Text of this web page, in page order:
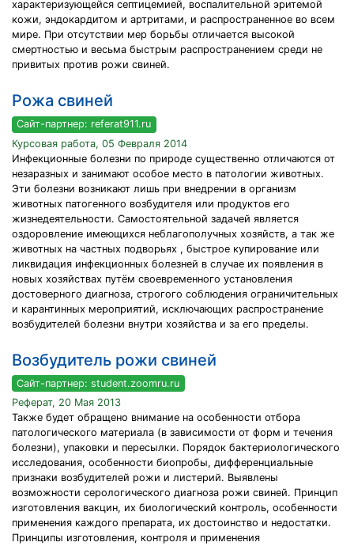
характеризующейся септицемией, воспалительной эритемой
кожи, эндокардитом и артритами, и распространенное во всем
мире. При отсутствии мер борьбы отличается высокой
смертностью и весьма быстрым распространением среди не
привитых против рожи свиней.
Рожа свиней
Сайт-партнер: referat911.ru
Курсовая работа, 05 Февраля 2014
Инфекционные болезни по природе существенно отличаются от
незаразных и занимают особое место в патологии животных.
Эти болезни возникают лишь при внедрении в организм
животных патогенного возбудителя или продуктов его
жизнедеятельности. Самостоятельной задачей является
оздоровление имеющихся неблагополучных хозяйств, а так же
животных на частных подворьях , быстрое купирование или
ликвидация инфекционных болезней в случае их появления в
новых хозяйствах путём своевременного установления
достоверного диагноза, строгого соблюдения ограничительных
и карантинных мероприятий, исключающих распространение
возбудителей болезни внутри хозяйства и за его пределы.
Возбудитель рожи свиней
Сайт-партнер: student.zoomru.ru
Реферат, 20 Мая 2013
Также будет обращено внимание на особенности отбора
патологического материала (в зависимости от форм и течения
болезни), упаковки и пересылки. Порядок бактериологического
исследования, особенности биопробы, дифференциальные
признаки возбудителей рожи и листерий. Выявлены
возможности серологического диагноза рожи свиней. Принцип
изготовления вакцин, их биологический контроль, особенности
применения каждого препарата, их достоинство и недостатки.
Принципы изготовления, контроля и применения